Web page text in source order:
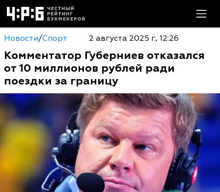
Новости/Спорт 2 августа 2025 г., 12:26
Комментатор Губерниев отказался
от 10 миллионов рублей ради
поездки за границу